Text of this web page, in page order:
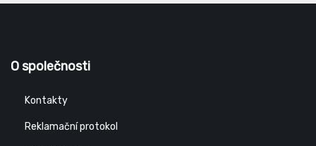
O společnosti
Kontakty
Reklamační protokol